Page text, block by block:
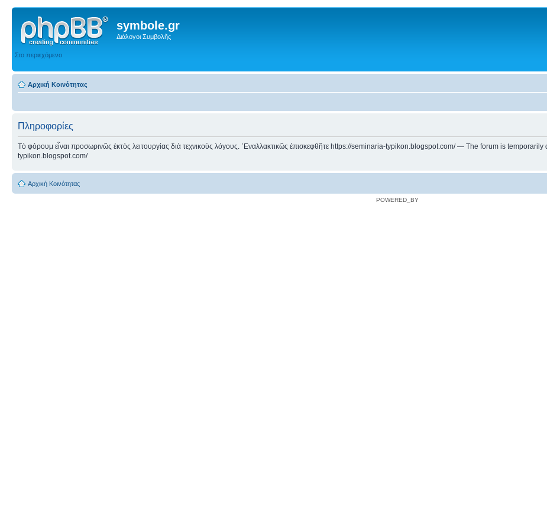
symbole.gr
Διάλογοι Συμβολῆς
Στο περιεχόμενο
Αρχική Κοινότητας
Πληροφορίες
Τὸ φόρουμ εἶναι προσωρινῶς ἐκτὸς λειτουργίας διὰ τεχνικοὺς λόγους. ᾿Εναλλακτικῶς ἐπισκεφθῆτε https://seminaria-typikon.blogspot.com/ — The forum is
typikon.blogspot.com/
Αρχική Κοινότητας
POWERED_BY